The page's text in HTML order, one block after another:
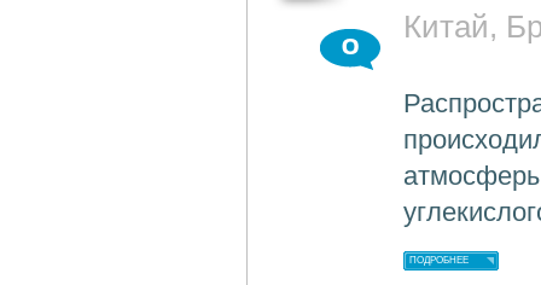
Китай,
0
ПОДРОБНЕЕ